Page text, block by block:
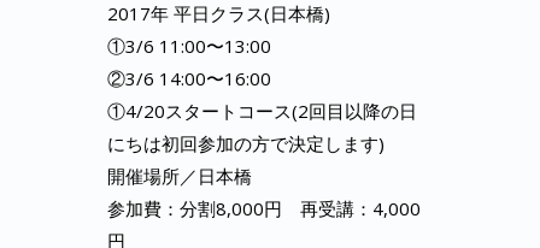
2017年 平日クラス(日本橋)
①3/6 11:00〜13:00
②3/6 14:00〜16:00
①4/20スタートコース(2回目以降の日
にちは初回参加の方で決定します)
開催場所／日本橋
参加費：分割8,000円 再受講：4,000
円